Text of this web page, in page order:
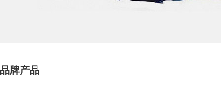
品牌产品